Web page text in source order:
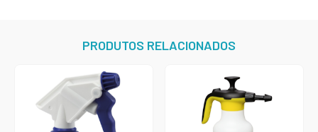
PRODUTOS RELACIONADOS